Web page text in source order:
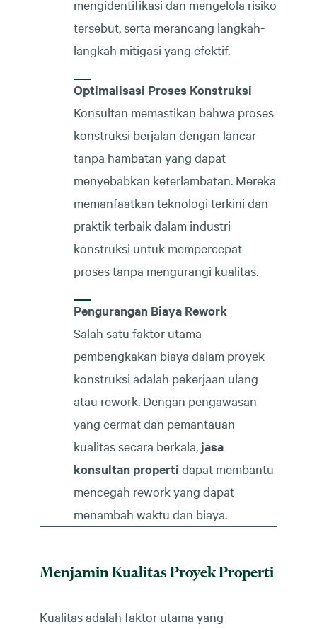
mengidentifikasi dan mengelola risiko
tersebut, serta merancang langkah-
langkah mitigasi yang efektif.
Optimalisasi Proses Konstruksi
Konsultan memastikan bahwa proses
konstruksi berjalan dengan lancar
tanpa hambatan yang dapat
menyebabkan keterlambatan. Mereka
memanfaatkan teknologi terkini dan
praktik terbaik dalam industri
konstruksi untuk mempercepat
proses tanpa mengurangi kualitas.
Pengurangan Biaya Rework
Salah satu faktor utama
pembengkakan biaya dalam proyek
konstruksi adalah pekerjaan ulang
atau rework. Dengan pengawasan
yang cermat dan pemantauan
kualitas secara berkala, jasa
konsultan properti dapat membantu
mencegah rework yang dapat
menambah waktu dan biaya.
Menjamin Kualitas Proyek Properti
Kualitas adalah faktor utama yang